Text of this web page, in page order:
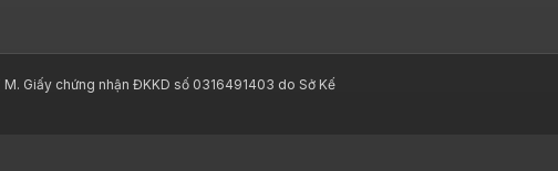
Giấy chứng nhận ĐKKD số 0316491403 do Sở Kế